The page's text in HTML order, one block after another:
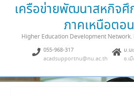
เครือข่ายพัฒนาสหกิจ
ภาคเหนือตอ
Higher Education Development
055-968-317
acadsupportnu@nu.ac.th
ม.น
อ.เ